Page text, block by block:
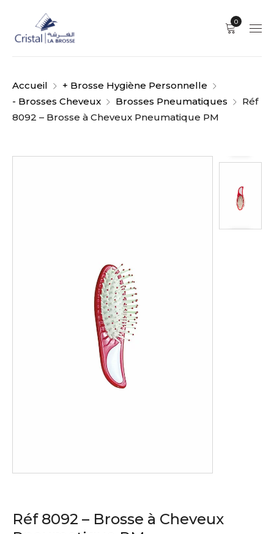
0
Accueil
+ Brosse Hygiène Personnelle
- Brosses Cheveux
Brosses Pneumatiques
Réf
8092 – Brosse à Cheveux Pneumatique PM
Réf 8092 – Brosse à Cheveux